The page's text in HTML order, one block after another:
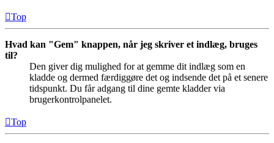
Top
Hvad kan "Gem" knappen, når jeg skriver et indlæg, bruges
til?
Den giver dig mulighed for at gemme dit indlæg som en
kladde og dermed færdiggøre det og indsende det på et senere
tidspunkt. Du får adgang til dine gemte kladder via
brugerkontrolpanelet.
Top